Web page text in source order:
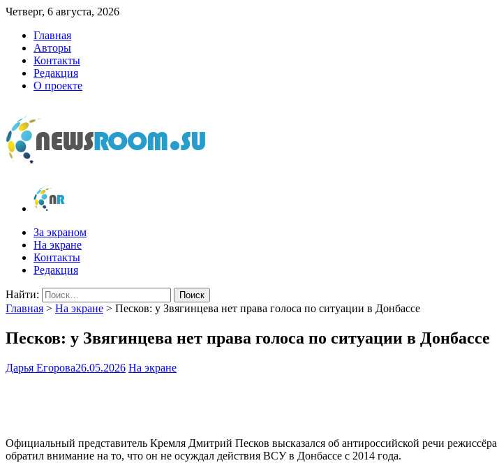
Четверг, 6 августа, 2026
Главная
Авторы
Контакты
Редакция
О проекте
newsroom.su
Новости о новостях
За экраном
На экране
Контакты
Редакция
Найти:
Главная > На экране > Песков: у Звягинцева нет права голоса по ситуации в Донбассе
Песков: у Звягинцева нет права голоса по ситуации в Донбассе
Дарья Егорова26.05.2026 На экране
Официальный представитель Кремля Дмитрий Песков высказался об антироссийской речи
обратил внимание на то, что он не осуждал действия ВСУ в Донбассе с 2014 года.